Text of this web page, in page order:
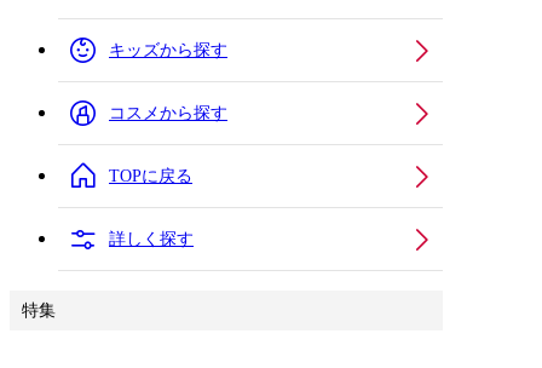
キッズから探す
コスメから探す
TOPに戻る
詳しく探す
特集